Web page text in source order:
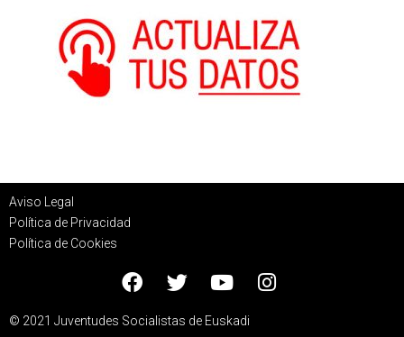
Aviso Legal
Política de Privacidad
Política de Cookies
© 2021 Juventudes Socialistas de Euskadi